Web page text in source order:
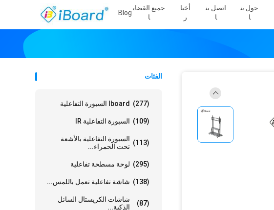
حول بن
ا
اتصل بن
ا
أخبا
ر
جميع القضاي
ا
Blog
الفئات
Iboard السبورة التفاعلية (277)
السبورة التفاعلية IR (109)
السبورة التفاعلية بالأشعة
تحت الحمراء...
(113)
لوحة مسطحة تفاعلية (295)
شاشة تفاعلية تعمل باللمس... (138)
شاشات الكريستال السائل
الذكية...
(87)